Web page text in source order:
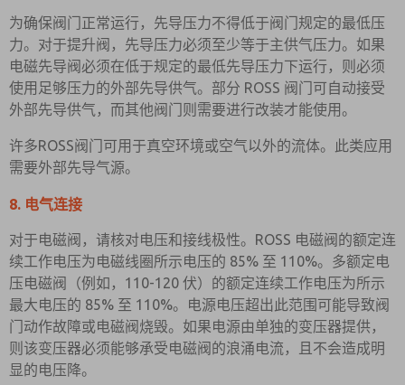
为确保阀门正常运行，先导压力不得低于阀门规定的最低压
力。对于提升阀，先导压力必须至少等于主供气压力。如果
电磁先导阀必须在低于规定的最低先导压力下运行，则必须
使用足够压力的外部先导供气。部分 ROSS 阀门可自动接受
外部先导供气，而其他阀门则需要进行改装才能使用。
许多ROSS阀门可用于真空环境或空气以外的流体。此类应用
需要外部先导气源。
8. 电气连接
对于电磁阀，请核对电压和接线极性。ROSS 电磁阀的额定连
续工作电压为电磁线圈所示电压的 85% 至 110%。多额定电
压电磁阀（例如，110-120 伏）的额定连续工作电压为所示
最大电压的 85% 至 110%。电源电压超出此范围可能导致阀
门动作故障或电磁阀烧毁。如果电源由单独的变压器提供，
则该变压器必须能够承受电磁阀的浪涌电流，且不会造成明
显的电压降。